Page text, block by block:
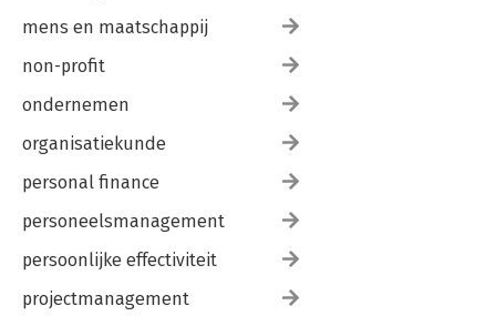
mens en maatschappij
non-profit
ondernemen
organisatiekunde
personal finance
personeelsmanagement
persoonlijke effectiviteit
projectmanagement